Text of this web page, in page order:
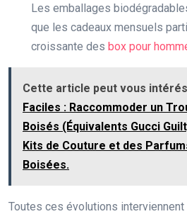
Les emballages
que les cadeaux mensuels
croissante des box pour
Cette article peut vous
Faciles : Raccommoder un
Boisés (Équivalents Gucci
Kits de Couture et des
Boisées.
Toutes ces évolutions